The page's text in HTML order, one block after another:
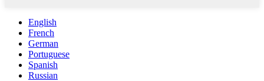
English
French
German
Portuguese
Spanish
Russian